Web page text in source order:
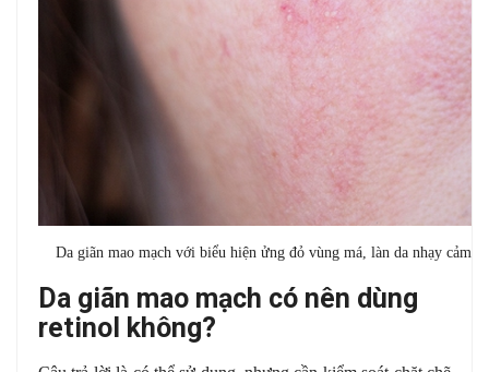
Da giãn mao mạch với biểu hiện ửng đỏ vùng má, làn da nhạy cảm
Da giãn mao mạch có nên dùng
retinol không?